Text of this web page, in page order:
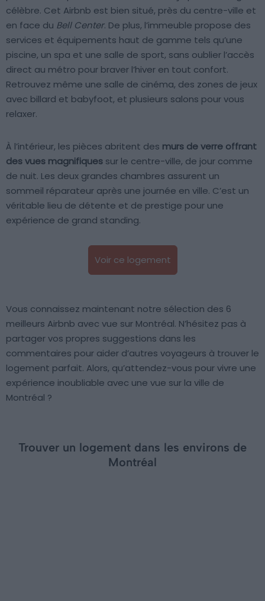
célèbre. Cet Airbnb est bien situé, près du centre-ville et
en face du Bell Center. De plus, l’immeuble propose des
services et équipements haut de gamme tels qu’une
piscine, un spa et une salle de sport, sans oublier l’accès
direct au métro pour braver l’hiver en tout confort.
Retrouvez même une salle de cinéma, des zones de jeux
avec billard et babyfoot, et plusieurs salons pour vous
relaxer.
À l’intérieur, les pièces abritent des murs de verre offrant
des vues magnifiques sur le centre-ville, de jour comme
de nuit. Les deux grandes chambres assurent un
sommeil réparateur après une journée en ville. C’est un
véritable lieu de détente et de prestige pour une
expérience de grand standing.
Voir ce logement
Vous connaissez maintenant notre sélection des 6
meilleurs Airbnb avec vue sur Montréal. N’hésitez pas à
partager vos propres suggestions dans les
commentaires pour aider d’autres voyageurs à trouver le
logement parfait. Alors, qu’attendez-vous pour vivre une
expérience inoubliable avec une vue sur la ville de
Montréal ?
Trouver un logement dans les environs de
Montréal